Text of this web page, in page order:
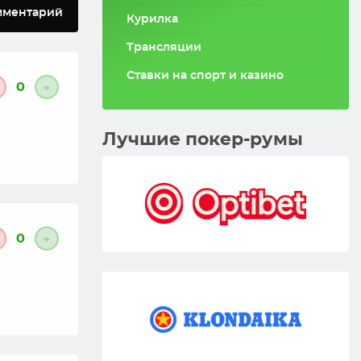
0 +
0 +
Курилка
Трансляции
Ставки на спорт и казино
Лучшие покер-румы